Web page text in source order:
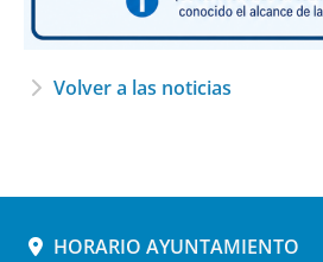
Volver a las noticias
HORARIO AYUNTAMIENTO